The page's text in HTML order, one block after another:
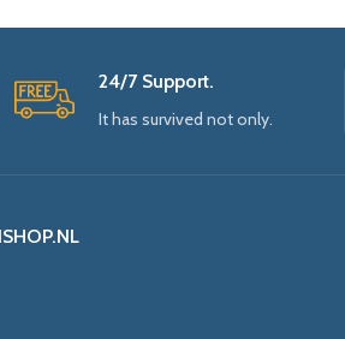
24/7 Support.
It has survived not only.